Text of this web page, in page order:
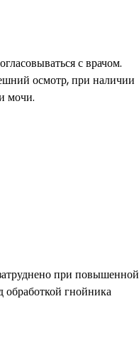
с врачом.
осмотр, при наличии
мочи.
при повышенной
гнойника